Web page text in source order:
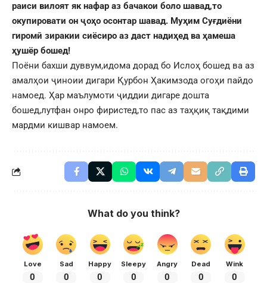
раиси вилоят як нафар аз бачакои боло шавад,то
окупировати он ҷоҳо осонтар шавад. Муҳим Суғдиёни
гиромӣ зиракии сиёсиро аз даст надиҳед ва ҳамеша
ҳушёр бошед!
Поёни бахши дуввум,идома дорад бо Ислоҳ бошед ва аз
амалҳои ҷиноии дигари Қурбон Ҳакимзода огоҳи пайдо
намоед. Ҳар маълумоти ҷиддии дигаре дошта
бошед,лутфан онро фиристед,то пас аз таҳқиқ тақдими
мардми кишвар намоем.
What do you think?
Love
0
Sad
0
Happy
0
Sleepy
0
Angry
0
Dead
0
Wink
0